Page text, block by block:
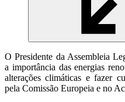
O Presidente da Assembleia
a importância das energias
alterações climáticas e fazer
pela Comissão Europeia e no